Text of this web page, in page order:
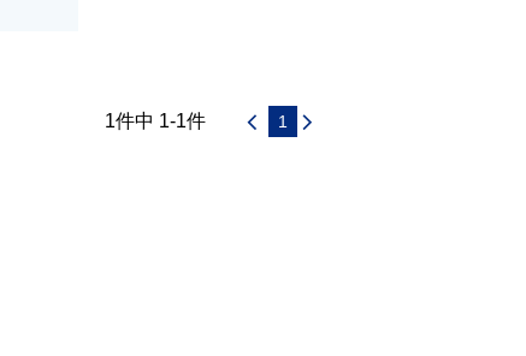
1件中 1-1件 1